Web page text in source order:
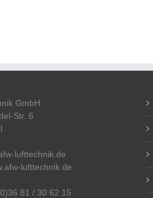
GmbH
Str. 6
lufttechnik.de
lufttechnik.de
81 / 30 62 15